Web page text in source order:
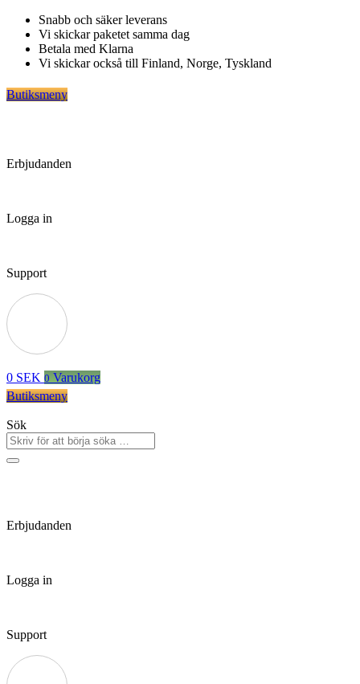
Hoppa
innehåll
Snabb och säker leverans
Vi skickar paketet samma dag
Betala med Klarna
Vi skickar också till Finland, Norge, Tyskland
Butiksmeny
Erbjudanden
Logga in
Support
0 SEK 0 Varukorg
Butiksmeny
Sök
Erbjudanden
Logga in
Support